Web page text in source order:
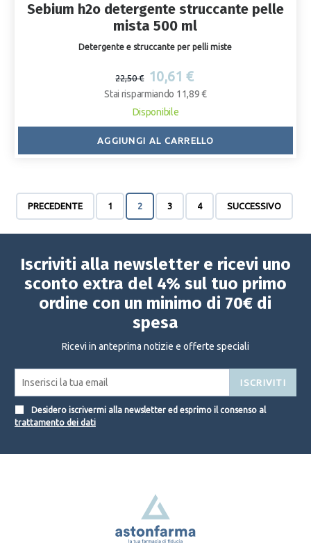
Sebium h2o detergente struccante pelle
mista 500 ml
Detergente e struccante per pelli miste
22,50 € 10,61 €
Stai risparmiando 11,89 €
Disponibile
AGGIUNGI AL CARRELLO
PRECEDENTE 1 2 3 4 SUCCESSIVO
Iscriviti alla newsletter e ricevi uno
sconto extra del 4% sul tuo primo
ordine con un minimo di 70€ di
spesa
Ricevi in anteprima notizie e offerte speciali
ISCRIVITI
Desidero iscrivermi alla newsletter ed esprimo il consenso al
trattamento dei dati